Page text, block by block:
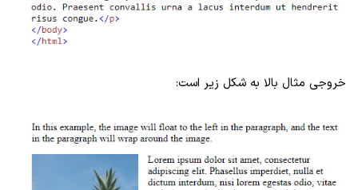
خروجی مثال بالا به شکل زیر است: